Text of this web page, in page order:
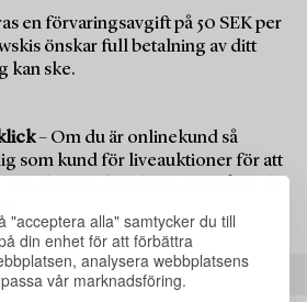
"acceptera alla" samtycker du till
din enhet för att förbättra
analysera webbplatsens
vår marknadsföring.
en förvaringsavgift på 50 SEK per
önskar full betalning av ditt
kan ske.
– Om du är onlinekund så
som kund för liveauktioner för att
du är ny kund hos oss måste du
REGISTRERA DIG